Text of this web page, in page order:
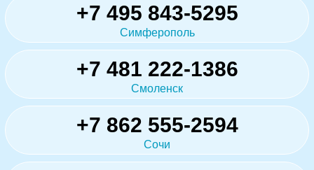
+7 495 843-5295
Симферополь
+7 481 222-1386
Смоленск
+7 862 555-2594
Сочи